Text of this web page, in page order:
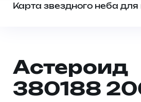
Карта звездного неба для
Астероид
380188